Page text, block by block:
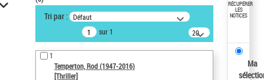
VOTRE RECHERCHE
Recherche avancée dans les
notices d’autorité
Œuvres liées à l'auteur :
Temperton, Rod (1947-2016)
Tri par : Défaut
sur 1
20
résultats/page
1
Temperton, Rod (1947-2016)
[Thriller]
RÉCUPÉRER
LES
NOTICES
Ma